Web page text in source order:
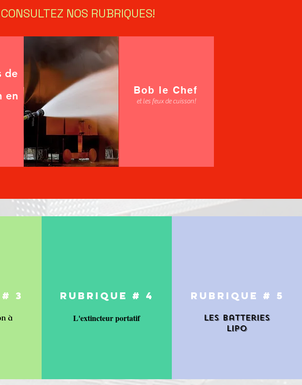
NOS RUBRIQUES!
de
en
Bob le Chef
et les feux de cuisson!
# 3
à
RUBRIQUE # 4
L'extincteur portatif
RUBRIQUE # 5
Les batteries
LiPo